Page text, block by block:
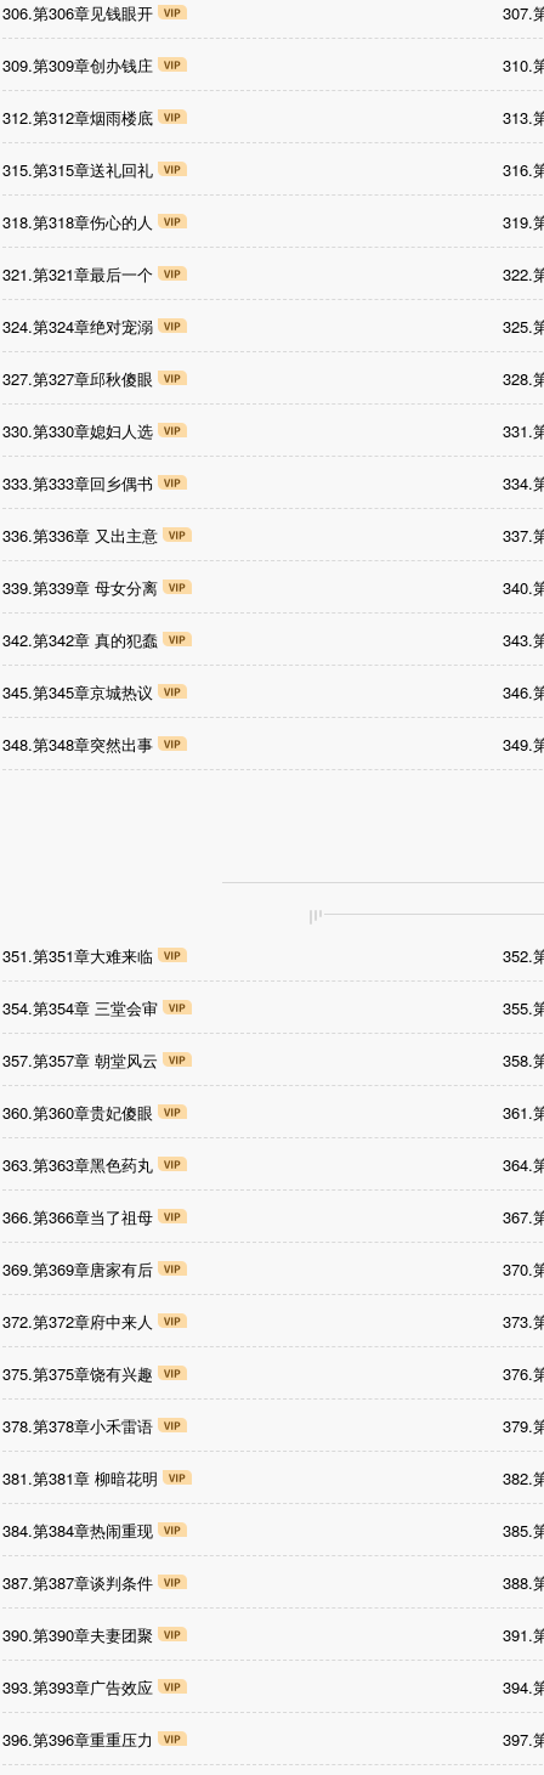
306.第306章见钱眼开 307.
309.第309章创办钱庄 310.
312.第312章烟雨楼底 313.
315.第315章送礼回礼 316.
318.第318章伤心的人 319.
321.第321章最后一个 322.
324.第324章绝对宠溺 325.
327.第327章邱秋傻眼 328.
330.第330章媳妇人选 331.
333.第333章回乡偶书 334.
336.第336章 又出主意 337.
339.第339章 母女分离 340.
342.第342章 真的犯蠢 343.
345.第345章京城热议 346.
348.第348章突然出事 349.
351.第351章大难来临 352.
354.第354章 三堂会审 355.
357.第357章 朝堂风云 358.
360.第360章贵妃傻眼 361.
363.第363章黑色药丸 364.
366.第366章当了祖母 367.
369.第369章唐家有后 370.
372.第372章府中来人 373.
375.第375章饶有兴趣 376.
378.第378章小禾雷语 379.
381.第381章 柳暗花明 382.
384.第384章热闹重现 385.
387.第387章谈判条件 388.
390.第390章夫妻团聚 391.
393.第393章广告效应 394.
396.第396章重重压力 397.